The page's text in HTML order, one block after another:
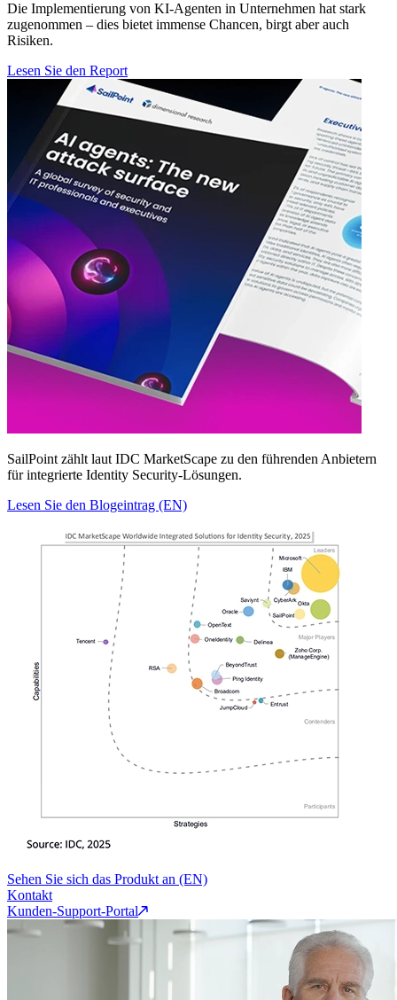
Die Implementierung von KI-Agenten in Unternehmen hat stark
zugenommen – dies bietet immense Chancen, birgt aber auch
Risiken.
Lesen Sie den Report
SailPoint zählt laut IDC MarketScape zu den führenden Anbietern
für integrierte Identity Security‑Lösungen.
Lesen Sie den Blogeintrag (EN)
Sehen Sie sich das Produkt an (EN)
Kontakt
Kunden-Support-Portal